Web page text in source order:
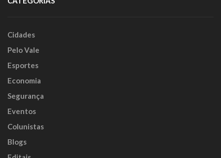
Cidades
Pelo Vale
Esportes
Economia
Segurança
Eventos
Colunistas
Blogs